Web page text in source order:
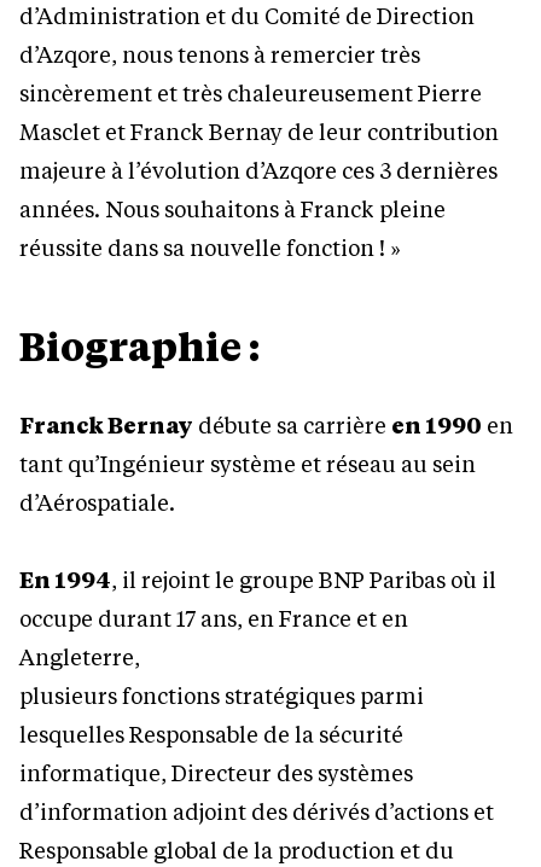
d’Administration et du Comité de Direction
d’Azqore, nous tenons à remercier très
sincèrement et très chaleureusement Pierre
Masclet et Franck Bernay de leur contribution
majeure à l’évolution d’Azqore ces 3 dernières
années. Nous souhaitons à Franck pleine
réussite dans sa nouvelle fonction ! »
Biographie :
Franck Bernay débute sa carrière en 1990 en
tant qu’Ingénieur système et réseau au sein
d’Aérospatiale.
En 1994, il rejoint le groupe BNP Paribas où il
occupe durant 17 ans, en France et en
Angleterre,
plusieurs fonctions stratégiques parmi
lesquelles Responsable de la sécurité
informatique, Directeur des systèmes
d’information adjoint des dérivés d’actions et
Responsable global de la production et du